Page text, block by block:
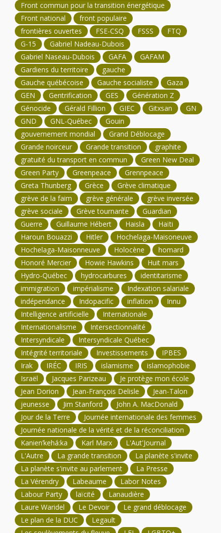
Front commun pour la transition énergétique
Front national
front populaire
frontières ouvertes
FSE-CSQ FSSS
FTQ
G-15
Gabriel Nadeau-Dubois
Gabriel Naseau-Dubois
GAFA
GAFAM
Gardiens du territoire
gauche
Gauche québécoise
Gauche socialiste
Gaza
GEN
Gentrification GES
Génération Z
Génocide
Gérald Fillion GIEC Gitxsan
GN
GND
GNL-Québec
Gouin
gouvernement mondial
Grand Déblocage
Grande noirceur
Grande transition
graphite
gratuité du transport en commun
Green New Deal
Green Party
Greenpeace
Grennpeace
Greta Thunberg
Grèce
Grève climatique
grève de la faim
grève générale
grève inversée
grève sociale
Grève tournante
Guardian
Guerre
Guillaume Hébert Haisla
Haïti
Haroun Bouazzi
Hitler
Hochelaga-Maisoneuve
Hochelaga-Maisonneuve
Holocène
homard
Honoré Mercier
Howie Hawkins
Huit mars
Hydro-Québec
hydrocarbures
identitarisme
immigration
impérialisme
Indexation salariale
indépendance
Indopacific inflation
Innu
Intelligence artificielle
Internationale
Internationalisme
Intersectionnalité
Intersyndicale
Intersyndicale Québec
Intégrité territoriale
Investissements
IPBES
Irak
IRÉC IRIS islamisme
islamophobie
Israël
Jacques Parizeau
Je protège mon école
Jean Dorion
Jean-François Delisle
Jean-Talon
jeunesse
Jim Stanford
John A. MacDonald
Jour de la Terre
Journée internationale des femmes
Journée nationale de la vérité et de la réconciliation
Kanien’kehá:ka
Karl Marx
L'Aut'Journal
L'Autre
La grande transition
La planète s'invite
La planète s'invite au parlement
La Presse
La Vérendry
Labeaume
Labor Notes
Labour Party
laïcité
Lanaudière
Laure Waridel
Le Devoir
Le grand déblocage
Le plan de la DUC
Legault